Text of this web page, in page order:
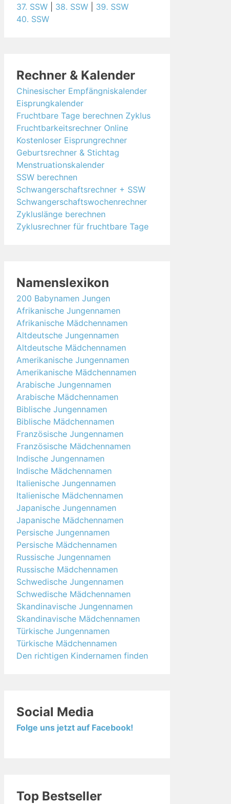
37. SSW
38. SSW
39. SSW
40. SSW
Rechner & Kalender
Chinesischer Empfängniskalender
Eisprungkalender
Fruchtbare Tage berechnen Zyklus
Fruchtbarkeitsrechner Online
Kostenloser Eisprungrechner
Geburtsrechner & Stichtag
Menstruationskalender
SSW berechnen
Schwangerschaftsrechner + SSW
Schwangerschaftswochenrechner
Zykluslänge berechnen
Zyklusrechner für fruchtbare Tage
Namenslexikon
200 Babynamen Jungen
Afrikanische Jungennamen
Afrikanische Mädchennamen
Altdeutsche Jungennamen
Altdeutsche Mädchennamen
Amerikanische Jungennamen
Amerikanische Mädchennamen
Arabische Jungennamen
Arabische Mädchennamen
Biblische Jungennamen
Biblische Mädchennamen
Französische Jungennamen
Französische Mädchennamen
Indische Jungennamen
Indische Mädchennamen
Italienische Jungennamen
Italienische Mädchennamen
Japanische Jungennamen
Japanische Mädchennamen
Persische Jungennamen
Persische Mädchennamen
Russische Jungennamen
Russische Mädchennamen
Schwedische Jungennamen
Schwedische Mädchennamen
Skandinavische Jungennamen
Skandinavische Mädchennamen
Türkische Jungennamen
Türkische Mädchennamen
Den richtigen Kindernamen finden
Social Media
Folge uns jetzt auf Facebook!
Top Bestseller